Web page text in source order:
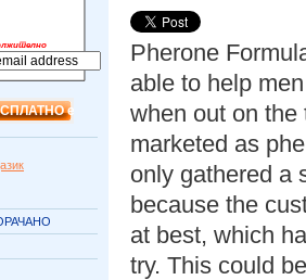
Pherone
able to help
when out on the
marketed as
only gathered a
because the
at best, which
try. This could